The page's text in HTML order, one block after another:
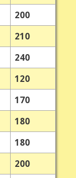
200
210
240
120
170
180
180
200